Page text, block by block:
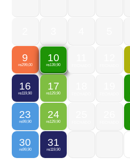
9
R$299,00
10
R$139,90
16
R$119,90
17
R$129,90
23
R$99,90
24
R$129,90
30
R$99,90
31
R$119,90